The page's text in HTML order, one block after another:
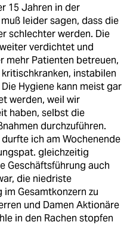
15 Jahren in der
leider sagen, dass die
schlechter werden. Die
verdichtet und
mehr Patienten betreuen,
instabilen
Hygiene kann meist gar
werden, weil wir
haben, selbst die
durchzuführen.
ich am Wochenende
gleichzeitig
Geschäftsführung auch
die niedriste
Gesamtkonzern zu
und Damen Aktionäre
in den Rachen stopfen